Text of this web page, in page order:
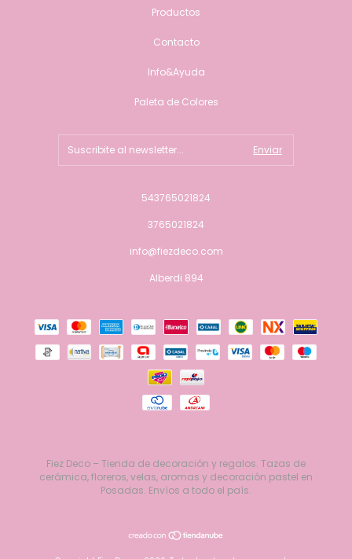
Productos
Contacto
Info&Ayuda
Paleta de Colores
543765021824
3765021824
info@fiezdeco.com
Alberdi 894
Fiez Deco – Tienda de decoración y regalos. Tazas de
cerámica, floreros, velas, aromas y decoración pastel en
Posadas. Envíos a todo el país.